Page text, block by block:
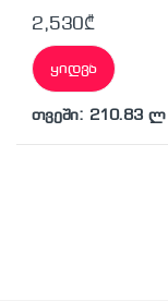
2,530₾
ყიდვა
თვეში: 210.83 ლ